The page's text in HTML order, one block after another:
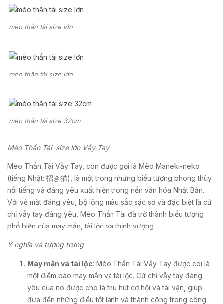
mèo thần tài size lớn
mèo thần tài size lớn
mèo thần tài size 32cm
Mèo Thần Tài size lớn Vẫy Tay
Mèo Thần Tài Vẫy Tay, còn được gọi là Mèo Maneki-neko
(tiếng Nhật: 招き猫), là một trong những biểu tượng phong thủy
nổi tiếng và đáng yêu xuất hiện trong nền văn hóa Nhật Bản.
Với vẻ mặt đáng yêu, bộ lông màu sắc sặc sỡ và đặc biệt là cử
chỉ vẫy tay đáng yêu, Mèo Thần Tài đã trở thành biểu tượng
phổ biến của may mắn, tài lộc và thịnh vượng.
Ý nghĩa và tượng trưng
May mắn và tài lộc: Mèo Thần Tài Vẫy Tay được coi là
một điềm báo may mắn và tài lộc. Cử chỉ vẫy tay đáng
yêu của nó được cho là thu hút cơ hội và tài vận, giúp
đưa đến những điều tốt lành và thành công trong công